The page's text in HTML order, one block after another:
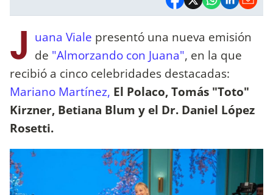
J uana Viale presentó una nueva emisión
de "Almorzando con Juana", en la que
recibió a cinco celebridades destacadas:
Mariano Martínez, El Polaco, Tomás "Toto"
Kirzner, Betiana Blum y el Dr. Daniel López
Rosetti.